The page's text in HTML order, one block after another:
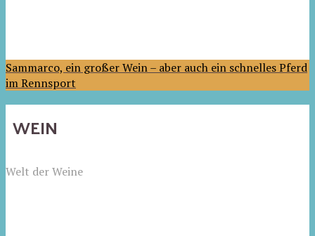
Sammarco, ein großer Wein – aber auch ein schnelles Pferd
im Rennsport
WEIN
Welt der Weine